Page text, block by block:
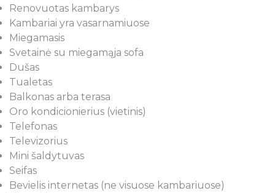
Renovuotas kambarys
Kambariai yra vasarnamiuose
Miegamasis
Svetainė su miegamąja sofa
Dušas
Tualetas
Balkonas arba terasa
Oro kondicionierius (vietinis)
Telefonas
Televizorius
Mini šaldytuvas
Seifas
Bevielis internetas (ne visuose kambariuose)